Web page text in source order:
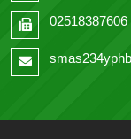
02518387606